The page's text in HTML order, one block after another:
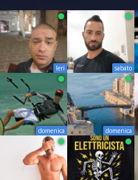
Ieri sabato
domenica domenica